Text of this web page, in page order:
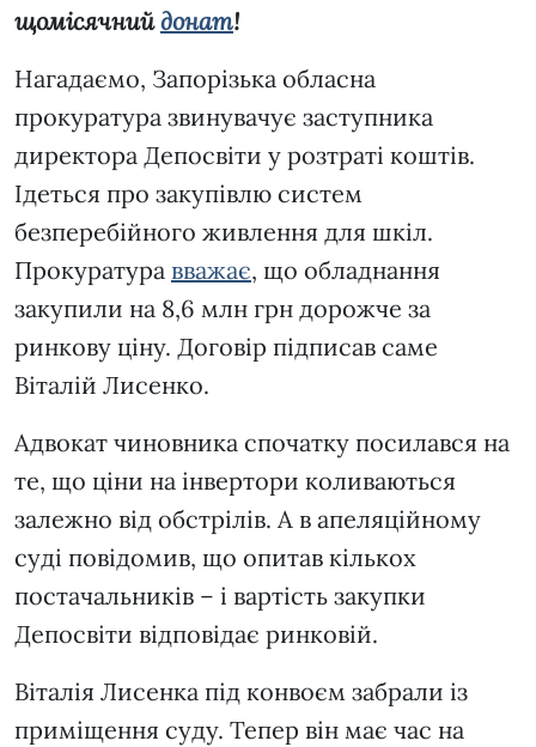
щомісячнийдонат!
Нагадаємо, Запорізька обласна
прокуратура звинувачує заступника
директора Депосвіти у розтраті коштів.
Ідеться про закупівлю систем
безперебійного живлення для шкіл.
Прокуратура вважає, що обладнання
закупили на 8,6 млн грн дорожче за
ринкову ціну. Договір підписав саме
Віталій Лисенко.
Адвокат чиновника спочатку посилався на
те, що ціни на інвертори коливаються
залежно від обстрілів. А в апеляційному
суді повідомив, що опитав кількох
постачальників – і вартість закупки
Депосвіти відповідає ринковій.
Віталія Лисенка під конвоєм забрали із
приміщення суду. Тепер він має час на